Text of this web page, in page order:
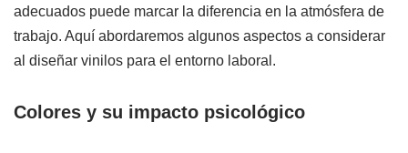
adecuados puede marcar la diferencia en la atmósfera de
trabajo. Aquí abordaremos algunos aspectos a considerar
al diseñar vinilos para el entorno laboral.
Colores y su impacto psicológico